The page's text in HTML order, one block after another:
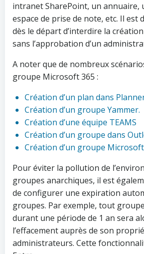
intranet SharePoint, un annuaire,
espace de prise de note, etc. Il est
dès le départ d’interdire la
sans l’approbation d’un
A noter que de nombreux
groupe Microsoft 365 :
Création d’un plan dans
Création d’un groupe Yammer.
Création d’une équipe TEAMS
Création d’un groupe dans
Création d’un groupe
Pour éviter la pollution de
groupes anarchiques, il est
de configurer une expiration
groupes. Par exemple, tout
durant une période de 1 an sera
l’effacement auprès de son
administrateurs. Cette